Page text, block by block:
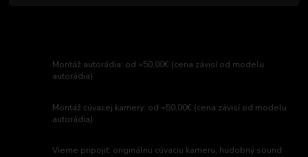
Montáž autorádia: od =50,00€ (cena závisí od modelu
autorádia)
Montáž cúvacej kamery: od =50,00€ (cena závisí od modelu
autorádia)
Vieme pripojiť: originálnu cúvaciu kameru, hudobný sound